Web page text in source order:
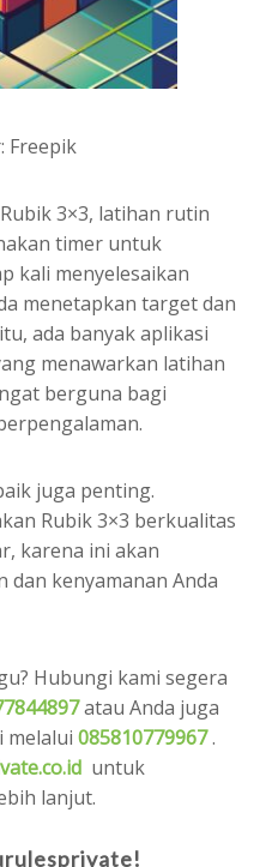
Freepik
3×3, latihan rutin
timer untuk
kali menyelesaikan
menetapkan target dan
ada banyak aplikasi
menawarkan latihan
berguna bagi
juga penting.
Rubik 3×3 berkualitas
karena ini akan
dan kenyamanan Anda
Hubungi kami segera
atau Anda juga
melalui 085810779967.
untuk
lanjut.